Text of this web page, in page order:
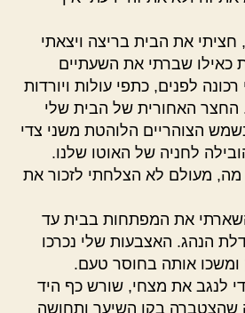
את הבית בריצה ויצאתי
כאילו שברתי את השעתיים
לפנים, כתפי עולות ויורדות
החצר האחורית של הבית שלי
הצוהריים הלוהטת משני צדי
לחניה של האוטו שלנו.
מה, מעולם לא הצלחתי לזכור את
את המפתחות בבית עד
הנהג. האצבעות שלי נכרכו
ומשכו אותה בחוסר טעם.
לנגב את מצחי, שורש כף היד
שהצטברה בקו השיער ותחושה